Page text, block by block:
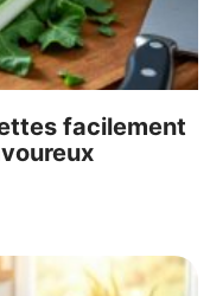
facilement